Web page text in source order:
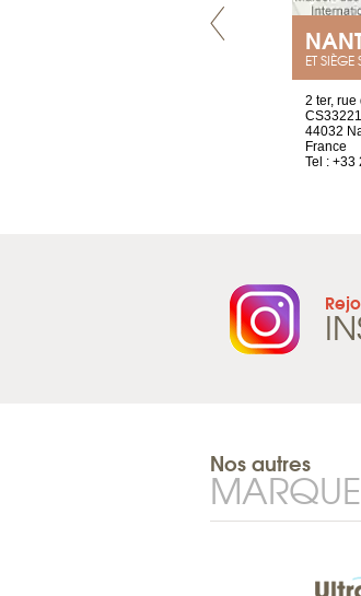
ET
2 ter, rue
CS33221
44032
France
Tel : +33
Nos autres